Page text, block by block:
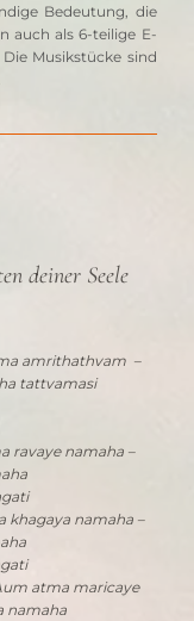
Bedeutung, die
auch als 6-teilige E-
Musikstücke sind
deiner Seele
amrithathvam  –
tattvamasi
ravaye namaha –
khagaya namaha –
atma maricaye
namaha